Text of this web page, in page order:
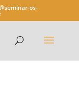
os-